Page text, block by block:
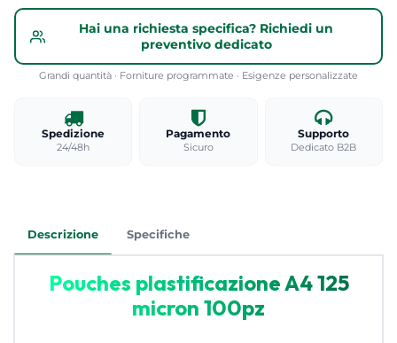
Hai una richiesta specifica? Richiedi un
preventivo dedicato
Grandi quantità · Forniture programmate · Esigenze personalizzate
Spedizione
24/48h
Pagamento
Sicuro
Supporto
Dedicato B2B
Descrizione Specifiche
Pouches plastificazione A4 125
micron 100pz